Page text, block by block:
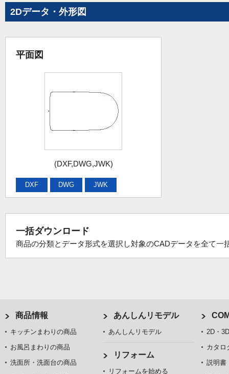
2Dデータ・外形図
平面図
(DXF,DWG,JWK)
DXF DWG JWK
一括ダウンロード
商品の分類とデータ形式を選択し対象のCADデータを全て一
商品情報
キッチンまわりの商品
お風呂まわりの商品
洗面所・洗面台の商品
あんしんリモデル
あんしんリモデル
リフォーム
リフォームを始める
2D・
カタロ
説明書